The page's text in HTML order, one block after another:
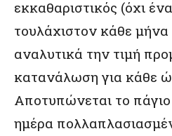
εκκαθαριστικός (όχι
τουλάχιστον κάθε μήνα
αναλυτικά την τιμή
κατανάλωση για κάθε
Αποτυπώνεται το πάγιο
ημέρα